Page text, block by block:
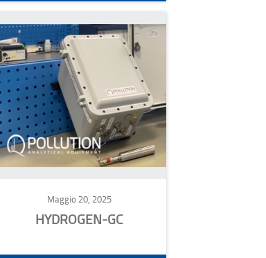
Maggio 20, 2025
HYDROGEN-GC